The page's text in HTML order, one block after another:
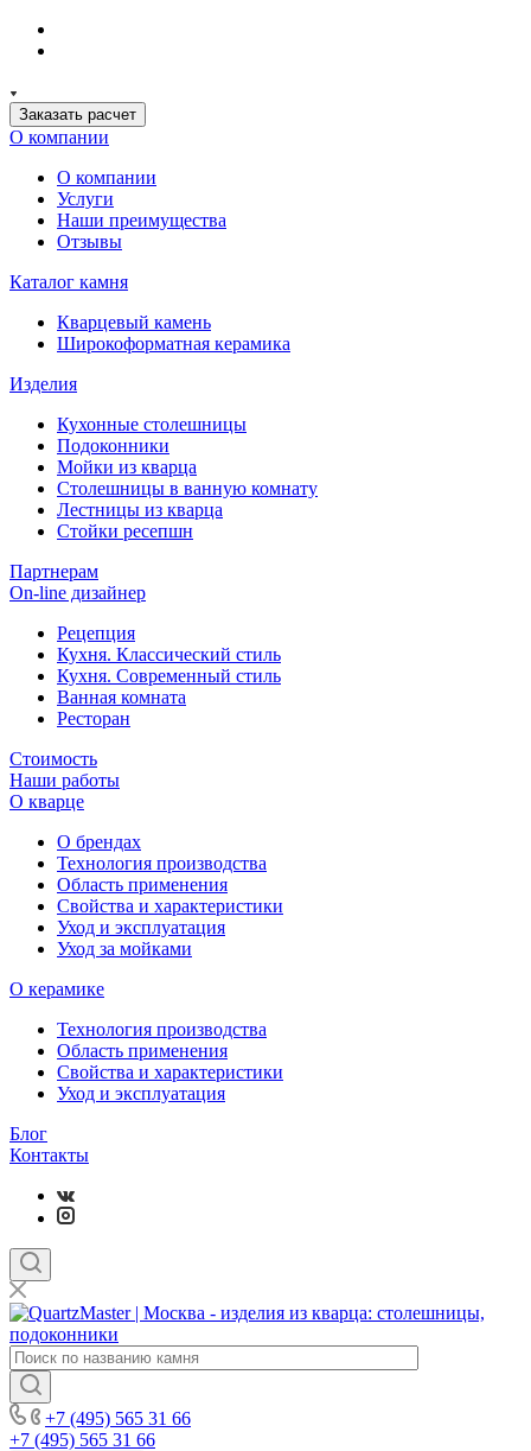
Заказать расчет
О компании
О компании
Услуги
Наши преимущества
Отзывы
Каталог камня
Кварцевый камень
Широкоформатная керамика
Изделия
Кухонные столешницы
Подоконники
Мойки из кварца
Столешницы в ванную комнату
Лестницы из кварца
Стойки ресепшн
Партнерам
On-line дизайнер
Рецепция
Кухня. Классический стиль
Кухня. Современный стиль
Ванная комната
Ресторан
Стоимость
Наши работы
О кварце
О брендах
Технология производства
Область применения
Свойства и характеристики
Уход и эксплуатация
Уход за мойками
О керамике
Технология производства
Область применения
Свойства и характеристики
Уход и эксплуатация
Блог
Контакты
+7 (495) 565 31 66
+7 (495) 565 31 66